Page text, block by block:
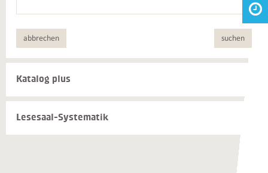
abbrechen suchen
Informationen
Kontakte
Katalog plus
Lesesaal-Systematik